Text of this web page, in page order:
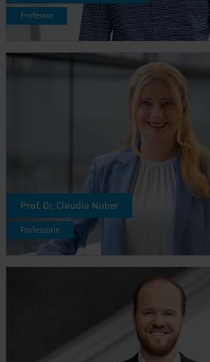
Professor
Prof. Dr. Claudia Nuber
Professorin